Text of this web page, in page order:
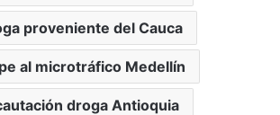
proveniente del Cauca
al microtráfico Medellín
droga Antioquia